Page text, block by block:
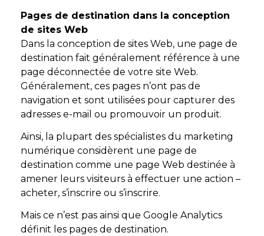
Pages de destination dans la conception
de sites Web
Dans la conception de sites Web, une page de
destination fait généralement référence à une
page déconnectée de votre site Web.
Généralement, ces pages n’ont pas de
navigation et sont utilisées pour capturer des
adresses e-mail ou promouvoir un produit.
Ainsi, la plupart des spécialistes du marketing
numérique considèrent une page de
destination comme une page Web destinée à
amener leurs visiteurs à effectuer une action –
acheter, s’inscrire ou s’inscrire.
Mais ce n’est pas ainsi que Google Analytics
définit les pages de destination.